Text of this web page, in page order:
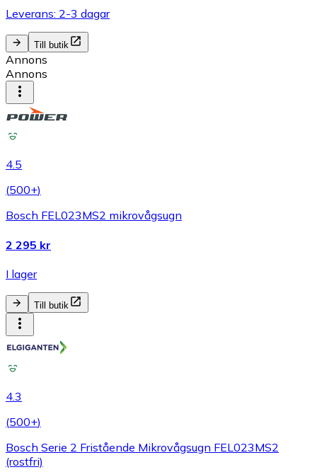
Leverans: 2-3 dagar
Till butik
Annons
Annons
4.5
(500+)
Bosch FEL023MS2 mikrovågsugn
2 295 kr
I lager
Till butik
4.3
(500+)
Bosch Serie 2 Fristående Mikrovågsugn FEL023MS2
(rostfri)